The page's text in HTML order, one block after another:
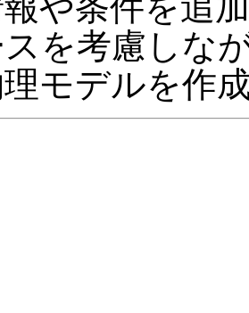
を考慮しな
モデルを作